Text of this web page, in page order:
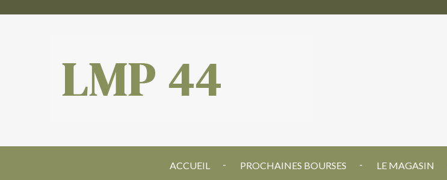
ACCUEIL PROCHAINES BOURSES LE MAGASIN